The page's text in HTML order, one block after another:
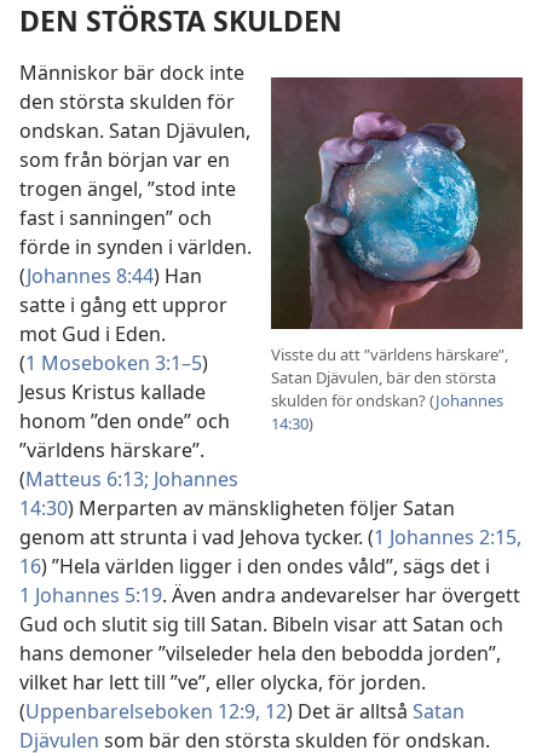
DEN STÖRSTA SKULDEN
Visste du att ”världens härskare”,
Satan Djävulen, bär den största
skulden för ondskan? (Johannes
14:30)
Människor bär dock inte
den största skulden för
ondskan. Satan Djävulen,
som från början var en
trogen ängel, ”stod inte
fast i sanningen” och
förde in synden i världen.
(Johannes 8:44) Han
satte i gång ett uppror
mot Gud i Eden.
(1 Moseboken 3:1–5)
Jesus Kristus kallade
honom ”den onde” och
”världens härskare”.
(Matteus 6:13; Johannes
14:30) Merparten av mänskligheten följer Satan
genom att strunta i vad Jehova tycker. (1 Johannes 2:15,
16) ”Hela världen ligger i den ondes våld”, sägs det i
1 Johannes 5:19. Även andra andevarelser har övergett
Gud och slutit sig till Satan. Bibeln visar att Satan och
hans demoner ”vilseleder hela den bebodda jorden”,
vilket har lett till ”ve”, eller olycka, för jorden.
(Uppenbarelseboken 12:9, 12) Det är alltså Satan
Djävulen som bär den största skulden för ondskan.